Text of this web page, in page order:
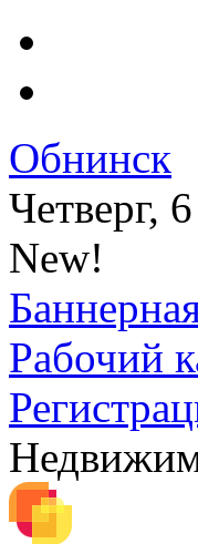
Обнинск
Четверг,
New!
Рабочий